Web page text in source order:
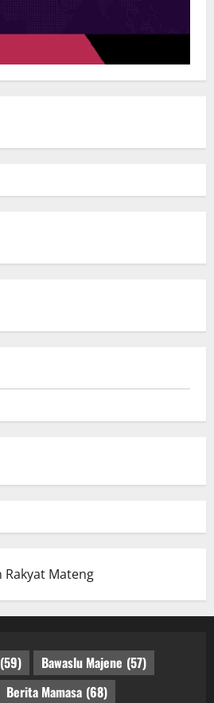
(59) Bawaslu Majene (57)
Berita Mamasa (68)